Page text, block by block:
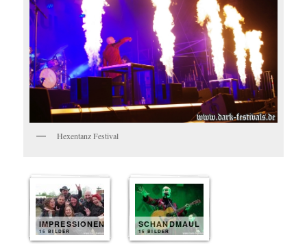
Hexentanz Festival
IMPRESSIONEN
15 BILDER
SCHANDMAUL
15 BILDER